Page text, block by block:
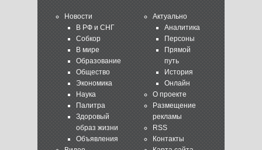
Новости
В РФ и СНГ
Собкор
В мире
Образование
Общество
Экономика
Наука
Палитра
Здоровый
образ жизни
Объявления
Актуально
Аналитика
Персоны
Прямой
путь
История
Онлайн
О проекте
Размещение
рекламы
RSS
Контакты